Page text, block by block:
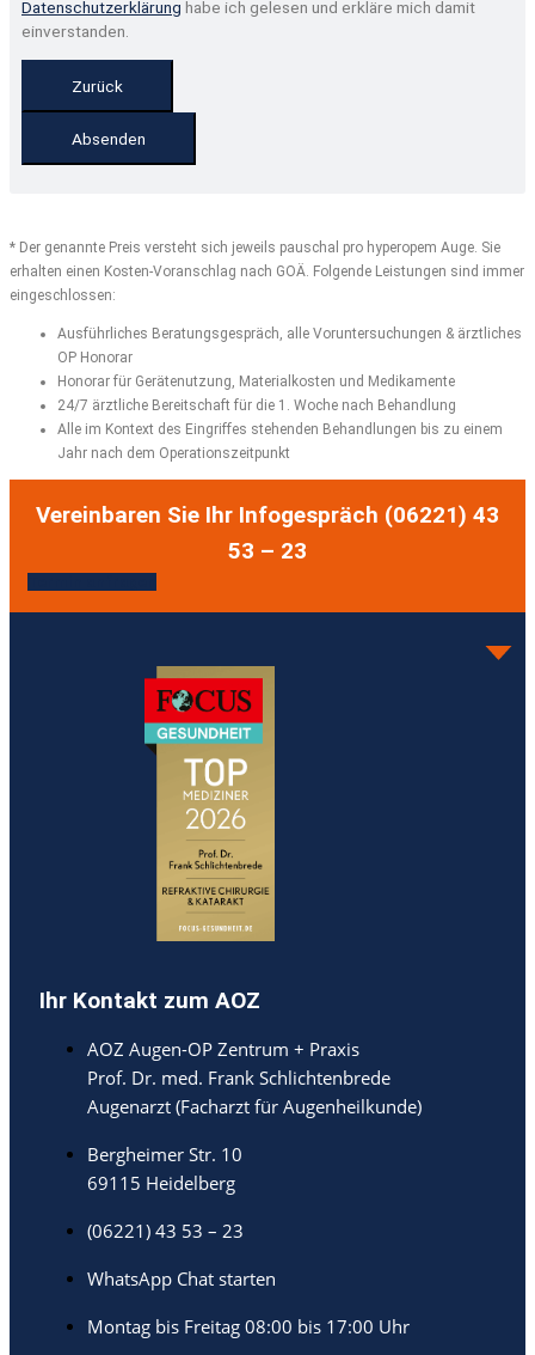
Datenschutzerklärung habe ich gelesen und erkläre mich damit
einverstanden.
Zurück
Absenden
* Der genannte Preis versteht sich jeweils pauschal pro hyperopem Auge. Sie
erhalten einen Kosten-Voranschlag nach GOÄ. Folgende Leistungen sind immer
eingeschlossen:
Ausführliches Beratungsgespräch, alle Voruntersuchungen & ärztliches
OP Honorar
Honorar für Gerätenutzung, Materialkosten und Medikamente
24/7 ärztliche Bereitschaft für die 1. Woche nach Behandlung
Alle im Kontext des Eingriffes stehenden Behandlungen bis zu einem
Jahr nach dem Operationszeitpunkt
Vereinbaren Sie Ihr Infogespräch (06221) 43
53 – 23
Ihr Kontakt zum AOZ
AOZ Augen-OP Zentrum + Praxis
Prof. Dr. med. Frank Schlichtenbrede
Augenarzt (Facharzt für Augenheilkunde)
Bergheimer Str. 10
69115 Heidelberg
(06221) 43 53 – 23
WhatsApp Chat starten
Montag bis Freitag 08:00 bis 17:00 Uhr